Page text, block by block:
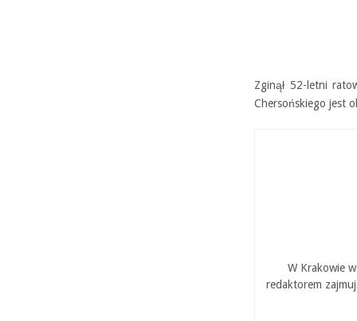
Zginął 52-letni
Chersońskiego jest
W Krakowie
redaktorem